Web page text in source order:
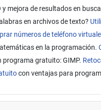
y mejora de resultados en
en archivos de texto?
números de teléfono
en la programación.
programa gratuito: GIMP.
con ventajas para